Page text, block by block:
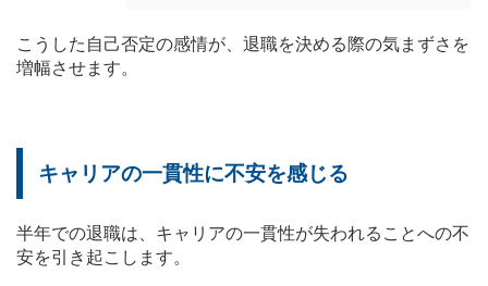
こうした自己否定の感情が、退職を決める際の気まずさを
増幅させます。
キャリアの一貫性に不安を感じる
半年での退職は、キャリアの一貫性が失われることへの不
安を引き起こします。